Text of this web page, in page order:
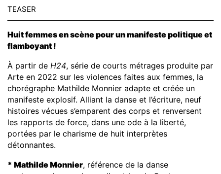
TEASER
Huit femmes en scène pour un manifeste politique et
flamboyant !
À partir de H24, série de courts métrages produite par
Arte en 2022 sur les violences faites aux femmes, la
chorégraphe Mathilde Monnier adapte et créée un
manifeste explosif. Alliant la danse et l’écriture, neuf
histoires vécues s’emparent des corps et renversent
les rapports de force, dans une ode à la liberté,
portées par le charisme de huit interprètes
détonnantes.
* Mathilde Monnier, référence de la danse